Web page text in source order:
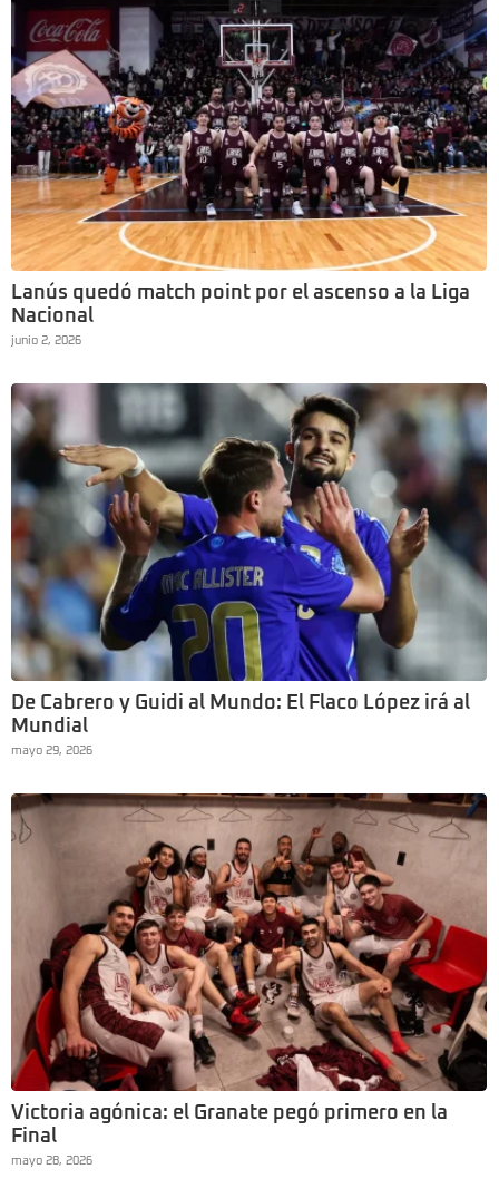
Lanús quedó match point por el ascenso a la Liga
Nacional
junio 2, 2026
De Cabrero y Guidi al Mundo: El Flaco López irá al
Mundial
mayo 29, 2026
Victoria agónica: el Granate pegó primero en la
Final
mayo 28, 2026